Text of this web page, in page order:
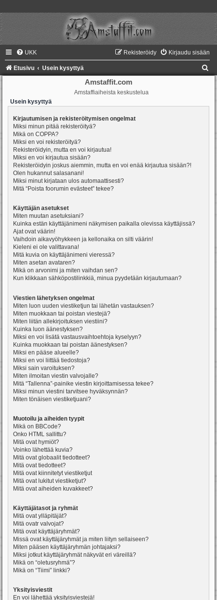
UKK Kirjaudu sisään
Rekisteröidy
Etusivu Usein kysyttyä
Amstaffit.com
Amstaffiaiheista keskustelua
Usein kysyttyä
Kirjautumisen ja rekisteröitymisen ongelmat
Miksi minun pitää rekisteröityä?
Mikä on COPPA?
Miksi en voi rekisteröityä?
Rekisteröidyin, mutta en voi kirjautua!
Miksi en voi kirjautua sisään?
Rekisteröidyin joskus aiemmin, mutta en voi enää kirjautua sisään?!
Olen hukannut salasanani!
Miksi minut kirjataan ulos automaattisesti?
Mitä “Poista foorumin evästeet” tekee?
Käyttäjän asetukset
Miten muutan asetuksiani?
Kuinka estän käyttäjänimeni näkymisen paikalla olevissa käyttäjissä?
Ajat ovat väärin!
Vaihdoin aikavyöhykkeen ja kellonaika on silti väärin!
Kieleni ei ole valittavana!
Mitä kuvia on käyttäjänimeni vieressä?
Miten asetan avataren?
Mikä on arvonimi ja miten vaihdan sen?
Kun klikkaan sähköpostilinkkiä, minua pyydetään kirjautumaan?
Viestien lähetyksen ongelmat
Miten luon uuden viestiketjun tai lähetän vastauksen?
Miten muokkaan tai poistan viestejä?
Miten liitän allekirjoituksen viestiini?
Kuinka luon äänestyksen?
Miksi en voi lisätä vastausvaihtoehtoja kyselyyn?
Kuinka muokkaan tai poistan äänestyksen?
Miksi en pääse alueelle?
Miksi en voi liittää tiedostoja?
Miksi sain varoituksen?
Miten ilmoitan viestin valvojalle?
Mitä “Tallenna”-painike viestin kirjoittamisessa tekee?
Miksi minun viestini tarvitsee hyväksynnän?
Miten tönäisen viestiketjuani?
Muotoilu ja aiheiden tyypit
Mikä on BBCode?
Onko HTML sallittu?
Mitä ovat hymiöt?
Voinko lähettää kuvia?
Mitä ovat globaalit tiedotteet?
Mitä ovat tiedotteet?
Mitä ovat kiinnitetyt viestiketjut
Mitä ovat lukitut viestiketjut?
Mitä ovat aiheiden kuvakkeet?
Käyttäjätasot ja ryhmät
Mitä ovat ylläpitäjät?
Mitä ovatr valvojat?
Mitä ovat käyttäjäryhmät?
Missä ovat käyttäjäryhmät ja miten liityn sellaiseen?
Miten pääsen käyttäjäryhmän johtajaksi?
Miksi jotkut käyttäjäryhmät näkyvät eri väreillä?
Mikä on “oletusryhmä”?
Mikä on “Tiimi” linkki?
Yksityisviestit
En voi lähettää yksityisviestejä!